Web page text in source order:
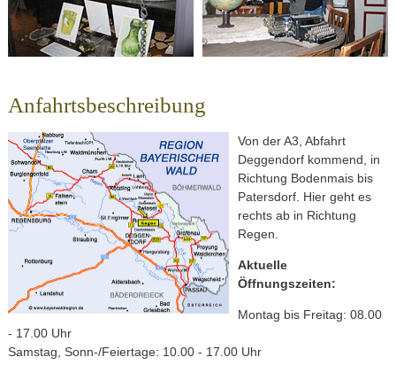
Anfahrtsbeschreibung
Von der A3, Abfahrt
Deggendorf kommend, in
Richtung Bodenmais bis
Patersdorf. Hier geht es
rechts ab in Richtung
Regen.
Aktuelle
Öffnungszeiten:
Montag bis Freitag: 08.00
- 17.00 Uhr
Samstag, Sonn-/Feiertage: 10.00 - 17.00 Uhr